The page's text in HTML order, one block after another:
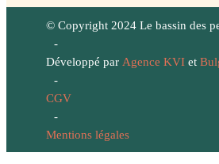
© Copyright 2024 Le bassin des
-
Développé par Agence KVIet
-
CGV
-
Mentions légales